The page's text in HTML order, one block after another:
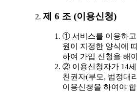
제 6 조 (이용신청)
① 서비스를 이용하고
원이 지정한 양식에
하여 가입 신청을 해
② 이용신청자가 14
친권자(부모, 법정대
이용신청을 하여야